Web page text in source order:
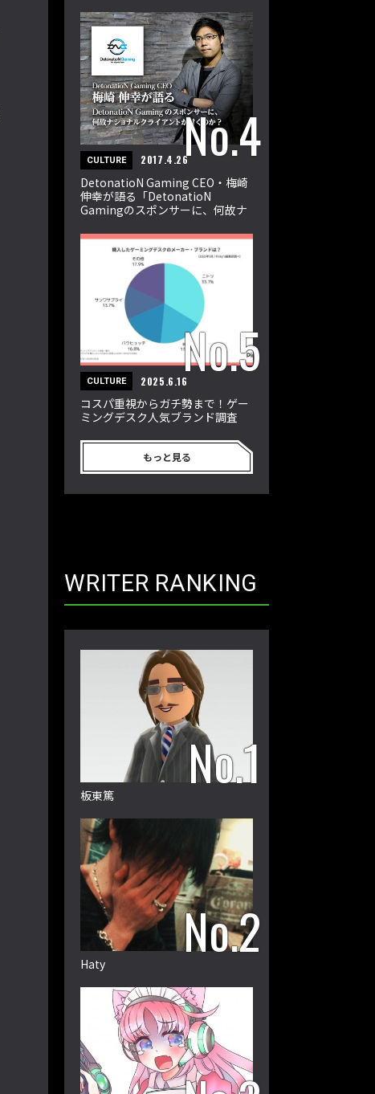
CULTURE 2017.4.26
DetonatioN Gaming CEO・梅崎
伸幸が語る「DetonatioN
Gamingのスポンサーに、何故ナ
か？」
CULTURE 2025.6.16
コスパ重視からガチ勢まで！ゲー
ミングデスク人気ブランド調査
もっと見る
WRITER RANKING
板東篤
Haty